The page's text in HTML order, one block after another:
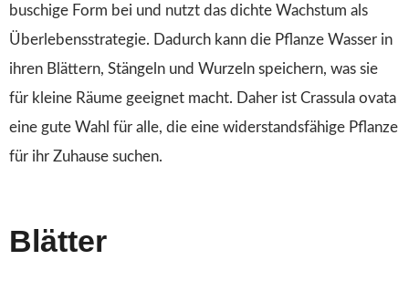
buschige Form bei und nutzt das dichte Wachstum als
Überlebensstrategie. Dadurch kann die Pflanze Wasser in
ihren Blättern, Stängeln und Wurzeln speichern, was sie
für kleine Räume geeignet macht. Daher ist Crassula ovata
eine gute Wahl für alle, die eine widerstandsfähige Pflanze
für ihr Zuhause suchen.
Blätter